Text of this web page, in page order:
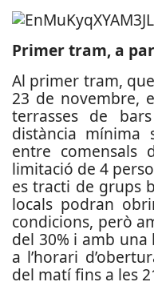
Primer tram, a
Al primer tram,
23 de novembre,
terrasses de
distància mínima
entre comensals
limitació de 4
es tracti de grups
locals podran
condicions, però
del 30% i amb
a l’horari
del matí fins a les